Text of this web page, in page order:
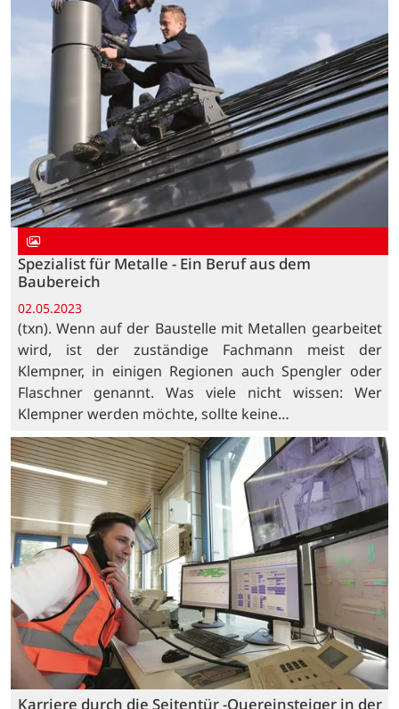
Spezialist für Metalle - Ein Beruf aus dem
Baubereich
02.05.2023
(txn). Wenn auf der Baustelle mit Metallen gearbeitet
wird, ist der zuständige Fachmann meist der
Klempner, in einigen Regionen auch Spengler oder
Flaschner genannt. Was viele nicht wissen: Wer
Klempner werden möchte, sollte keine…
Karriere durch die Seitentür -Quereinsteiger in der